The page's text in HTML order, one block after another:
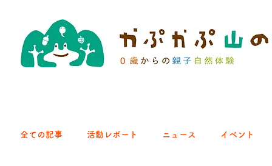
全ての記事 活動レポート ニュース イベント